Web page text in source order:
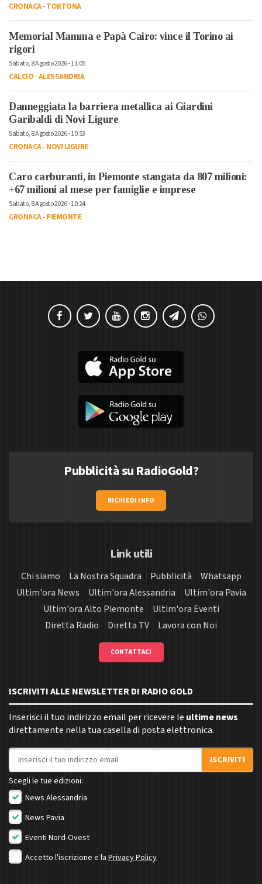
CRONACA-TORTONA
Memorial Mamma e Papà Cairo: vince il Torino ai
rigori
Sabato, 8 Agosto 2026 - 11:05
CALCIO-ALESSANDRIA
Danneggiata la barriera metallica ai Giardini
Garibaldi di Novi Ligure
Sabato, 8 Agosto 2026 - 10:53
CRONACA-NOVI LIGURE
Caro carburanti, in Piemonte stangata da 807 milioni:
+67 milioni al mese per famiglie e imprese
Sabato, 8 Agosto 2026 - 10:24
CRONACA-PIEMONTE
Pubblicità su RadioGold?
RICHIEDI INFO
Link utili
Chi siamo La Nostra Squadra Pubblicità
Whatsapp
Ultim'ora News
Ultim'ora Alessandria
Ultim'ora Pavia
Ultim'ora Alto Piemonte
Ultim'ora Eventi
Diretta Radio
Diretta TV Lavora con Noi
CONTATTACI
ISCRIVITI ALLE NEWSLETTER DI RADIO GOLD
Inserisci il tuo indirizzo email per ricevere le ultime news
direttamente nella tua casella di posta elettronica.
Indirizzo email
ISCRIVITI
Scegli le tue edizioni:
News Alessandria
News Pavia
Eventi Nord-Ovest
Accetto l'iscrizione e la Privacy Policy